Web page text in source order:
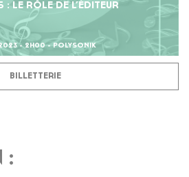
: LE RÔLE DE L’ÉDITEUR
- 2H00 - POLYSONIK
BILLETTERIE
: